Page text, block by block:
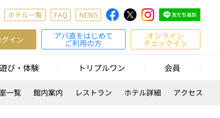
ホテル一覧 FAQ NEWS
イン アパ直をはじめて
ご利用の方
オンライン
チェックイン
遊び・体験 トリプルワン 会員
一覧 館内案内 レストラン ホテル詳細 アクセス